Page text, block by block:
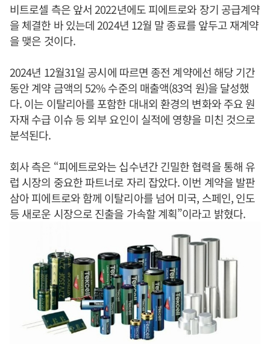
비트로셀 측은 앞서 2022년에도 피에트로와 장기 공급계약
을 체결한 바 있는데 2024년 12월 말 종료를 앞두고 재계약
을 맺은 것이다.
2024년 12월31일 공시에 따르면 종전 계약에선 해당 기간
동안 계약 금액의 52% 수준의 매출액(83억 원)을 달성했
다. 이는 이탈리아를 포함한 대내외 환경의 변화와 주요 원
자재 수급 이슈 등 외부 요인이 실적에 영향을 미친 것으로
분석된다.
회사 측은 “피에트로와는 십수년간 긴밀한 협력을 통해 유
럽 시장의 중요한 파트너로 자리 잡았다. 이번 계약을 발판
삼아 피에트로와 함께 이탈리아를 넘어 미국, 스페인, 인도
등 새로운 시장으로 진출을 가속할 계획”이라고 밝혔다.